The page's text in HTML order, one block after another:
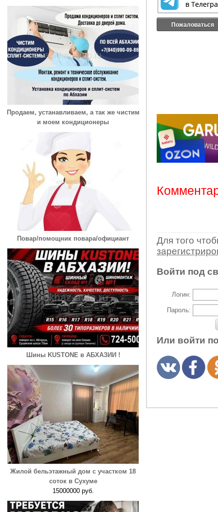
Продаем, устанавливаем, а так же чистим
и моем кондиционеры
Повар/помощник повара/официант
Шины KUSTONE в АБХАЗИИ !
Жилой бельэтажный дом с участком 18
соток в Сухуме
15000000 руб.
Пожаловаться
Для того
Войти под
Логин:
Пароль:
Или войти